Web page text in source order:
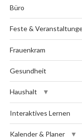
Büro
Feste &
Frauenkram
Gesundheit
Haushalt
Interaktives Lernen
Kalender & Planer